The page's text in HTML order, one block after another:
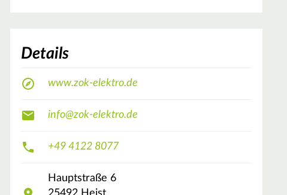
Details
www.zok-elektro.de
info@zok-elektro.de
+49 4122 8077
Hauptstraße 6